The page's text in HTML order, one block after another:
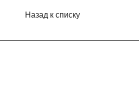
Назад к списку